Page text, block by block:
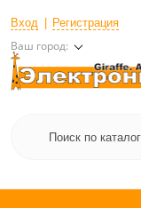
Вход Регистрация
Ваш город: